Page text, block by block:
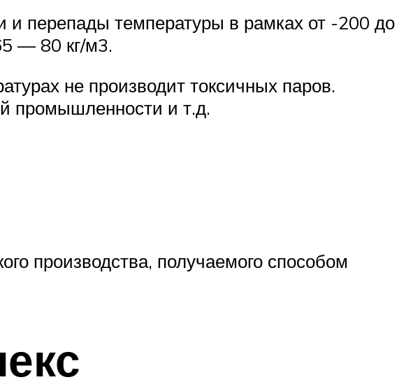
и перепады температуры в рамках от -200 до
— 80 кг/м3.
не производит токсичных паров.
промышленности и т.д.
производства, получаемого способом